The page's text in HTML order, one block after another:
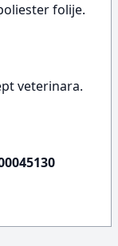
folije.
veterinara.